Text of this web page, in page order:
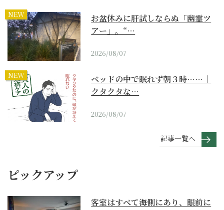
NEW
お盆休みに肝試しならぬ「幽霊ツ
アー」。“…
2026/08/07
NEW
ベッドの中で眠れず朝３時……｜
クタクタな…
2026/08/07
記事一覧へ
ピックアップ
客室はすべて海側にあり、眼前に